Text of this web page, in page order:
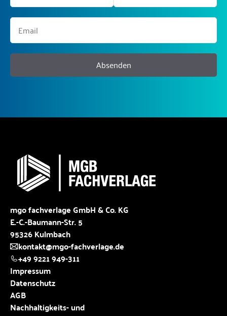
Absenden
mgo fachverlage GmbH & Co. KG
E.-C.-Baumann-Str. 5
95326 Kulmbach
kontakt@mgo-fachverlage.de
+49 9221 949-311
Impressum
Datenschutz
AGB
Nachhaltigkeits- und